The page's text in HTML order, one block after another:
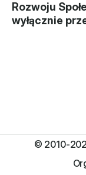
Forum Dobrego
Certyfikujemy
Rozwoju
wyłącznie
© 2010-